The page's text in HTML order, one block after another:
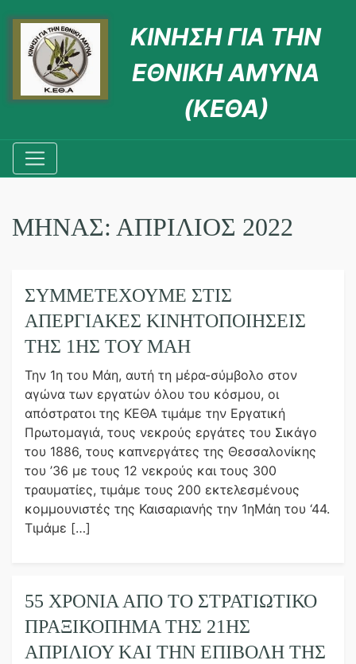
ΚΙΝΗΣΗ ΓΙΑ ΤΗΝ
ΕΘΝΙΚΗ ΑΜΥΝΑ
(ΚΕΘΑ)
ΜΉΝΑΣ: ΑΠΡΊΛΙΟΣ 2022
ΣΥΜΜΕΤΈΧΟΥΜΕ ΣΤΙΣ
ΑΠΕΡΓΙΑΚΈΣ ΚΙΝΗΤΟΠΟΙΉΣΕΙΣ
ΤΗΣ 1ΗΣ ΤΟΥ ΜΆΗ
Την 1η του Μάη, αυτή τη μέρα-σύμβολο στον
αγώνα των εργατών όλου του κόσμου, οι
απόστρατοι της ΚΕΘΑ τιμάμε την Εργατική
Πρωτομαγιά, τους νεκρούς εργάτες του Σικάγο
του 1886, τους καπνεργάτες της Θεσσαλονίκης
του ’36 με τους 12 νεκρούς και τους 300
τραυματίες, τιμάμε τους 200 εκτελεσμένους
κομμουνιστές της Καισαριανής την 1ηΜάη του ‘44.
Τιμάμε […]
55 ΧΡΌΝΙΑ ΑΠΌ ΤΟ ΣΤΡΑΤΙΩΤΙΚΌ
ΠΡΑΞΙΚΌΠΗΜΑ ΤΗΣ 21ΗΣ
ΑΠΡΙΛΊΟΥ ΚΑΙ ΤΗΝ ΕΠΙΒΟΛΉ ΤΗΣ